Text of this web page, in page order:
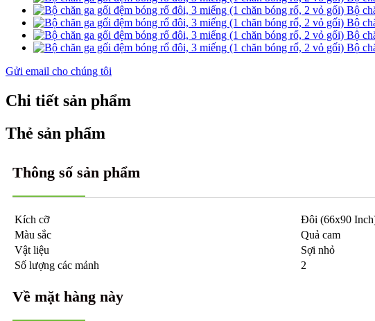
Gửi email cho chúng tôi
Chi tiết sản phẩm
Thẻ sản phẩm
Thông số sản phẩm
Kích cỡ
Đôi (66x90
Màu sắc
Quả cam
Vật liệu
Sợi nhỏ
Số lượng các mảnh
2
Về mặt hàng này